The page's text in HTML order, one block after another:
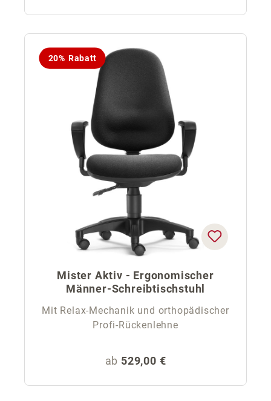
20% Rabatt
Mister Aktiv - Ergonomischer
Männer-Schreibtischstuhl
Mit Relax-Mechanik und orthopädischer
Profi-Rückenlehne
Regulärer Preis:
ab 529,00 €